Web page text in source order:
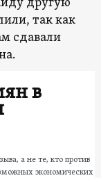
так как
сдавали
в
а не те, кто против
экономических